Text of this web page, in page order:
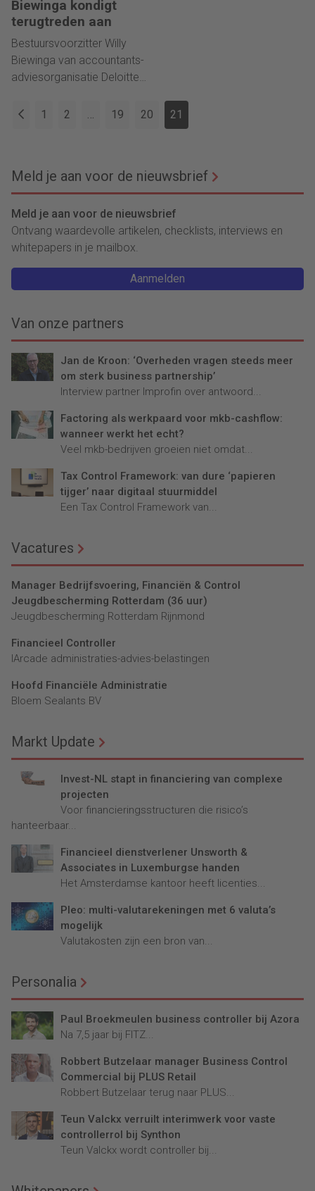
sinds 2010 de CFO en COO,
de rol van COO voortzetten.
raad van commissarissen
Biewinga kondigt
terugtreden aan
Bestuursvoorzitter Willy
Biewinga van accountants-
adviesorganisatie Deloitte
jongstleden tijdens de
aanstaande terug te zullen
treden als voorzitter van de
Raad van Bestuur.
1 2 19 20 21
Meld je aan voor de nieuwsbrief
Meld je aan voor de nieuwsbrief
Ontvang waardevolle artikelen, checklists, interviews en
whitepapers in je mailbox.
Aanmelden
Van onze partners
Jan de Kroon: ‘Overheden vragen steeds meer
om sterk business partnership’
Interview partner Improfin over antwoord...
Factoring als werkpaard voor mkb-cashflow:
wanneer werkt het echt?
Veel mkb-bedrijven groeien niet omdat...
Tax Control Framework: van dure ‘papieren
tijger’ naar digitaal stuurmiddel
Een Tax Control Framework van...
Vacatures
Manager Bedrijfsvoering, Financiën & Control
Jeugdbescherming Rotterdam (36 uur)
Jeugdbescherming Rotterdam Rijnmond
Financieel Controller
lArcade administraties-advies-belastingen
Hoofd Financiële Administratie
Bloem Sealants BV
Markt Update
Invest-NL stapt in financiering van complexe
projecten
Voor financieringsstructuren die risico’s
hanteerbaar...
Financieel dienstverlener Unsworth &
Associates in Luxemburgse handen
Het Amsterdamse kantoor heeft licenties...
Pleo: multi-valutarekeningen met 6 valuta’s
mogelijk
Valutakosten zijn een bron van...
Personalia
Paul Broekmeulen business controller bij Azora
Na 7,5 jaar bij FITZ...
Robbert Butzelaar manager Business Control
Commercial bij PLUS Retail
Robbert Butzelaar terug naar PLUS...
Teun Valckx verruilt interimwerk voor vaste
controllerrol bij Synthon
Teun Valckx wordt controller bij...